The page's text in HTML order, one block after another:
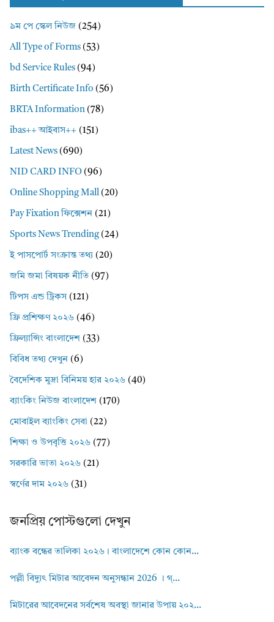
৯ম পে স্কেল নিউজ (254)
All Type of Forms (53)
bd Service Rules (94)
Birth Certificate Info (56)
BRTA Information (78)
ibas++ আইবাস++ (151)
Latest News (690)
NID CARD INFO (96)
Online Shopping Mall (20)
Pay Fixation ফিক্সেশন (21)
Sports News Trending(24)
ই পাসপোর্ট সংক্রান্ত তথ্য (20)
জমি জমা বিষয়ক নীতি (97)
টিপস এন্ড ট্রিকস (121)
ফ্রি প্রশিক্ষণ ২০২৬ (46)
ফ্রিল্যান্সিং বাংলাদেশ (33)
বিবিধ তথ্য দেখুন (6)
বৈদেশিক মুদ্রা বিনিময় হার ২০২৬ (40)
ব্যাংকিং নিউজ বাংলাদেশ (170)
মোবাইল ব্যাংকিং সেবা (22)
শিক্ষা ও উপবৃত্তি ২০২৬ (77)
সরকারি ভাতা ২০২৬ (21)
স্বর্ণের দাম ২০২৬ (31)
জনপ্রিয় পোস্টগুলো দেখুন
ব্যাংক বন্ধের তালিকা ২০২৬। বাংলাদেশে কোন কোন...
পল্লী বিদ্যুৎ মিটার আবেদন অনুসন্ধান 2026 । গ্...
মিটারের আবেদনের সর্বশেষ অবস্থা জানার উপায় ২০২...